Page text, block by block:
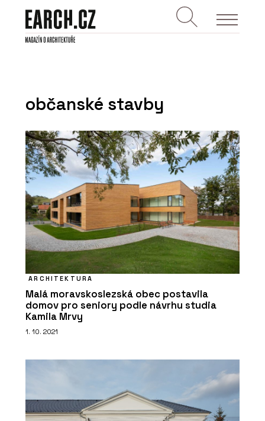
občanské stavby
ARCHITEKTURA
Malá moravskoslezská obec postavila
domov pro seniory podle návrhu studia
Kamila Mrvy
1. 10. 2021